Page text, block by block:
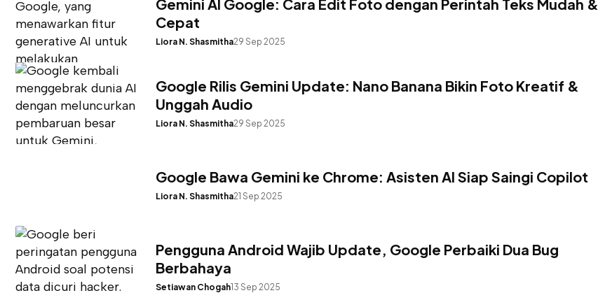
Gemini AI Google: Cara Edit Foto dengan Perintah Teks Mudah &
Cepat
Liora N. Shasmitha29 Sep 2025
Google Rilis Gemini Update: Nano Banana Bikin Foto Kreatif &
Unggah Audio
Liora N. Shasmitha29 Sep 2025
Google Bawa Gemini ke Chrome: Asisten AI Siap Saingi Copilot
Liora N. Shasmitha21 Sep 2025
Pengguna Android Wajib Update, Google Perbaiki Dua Bug
Berbahaya
Setiawan Chogah13 Sep 2025